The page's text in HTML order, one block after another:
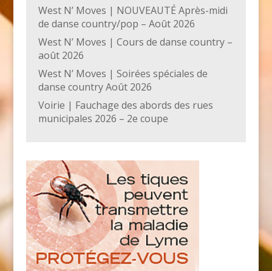
West N’ Moves | NOUVEAUTÉ Après-midi
de danse country/pop – Août 2026
West N’ Moves | Cours de danse country –
août 2026
West N’ Moves | Soirées spéciales de
danse country Août 2026
Voirie | Fauchage des abords des rues
municipales 2026 – 2e coupe